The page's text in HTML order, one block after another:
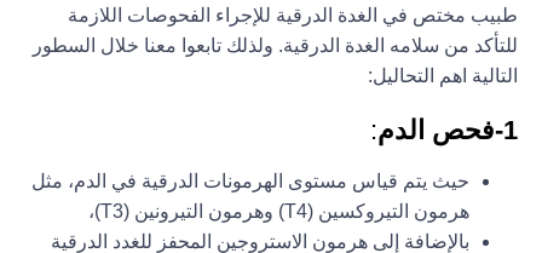
طبيب مختص في الغدة الدرقية للإجراء الفحوصات اللازمة
للتأكد من سلامه الغدة الدرقية. ولذلك تابعوا معنا خلال السطور
التالية اهم التحاليل:
1-فحص الدم :
حيث يتم قياس مستوى الهرمونات الدرقية في الدم، مثل
هرمون التيروكسين (T4) وهرمون التيرونين (T3)،
بالإضافة إلى هرمون الاستروجين المحفز للغدد الدرقية